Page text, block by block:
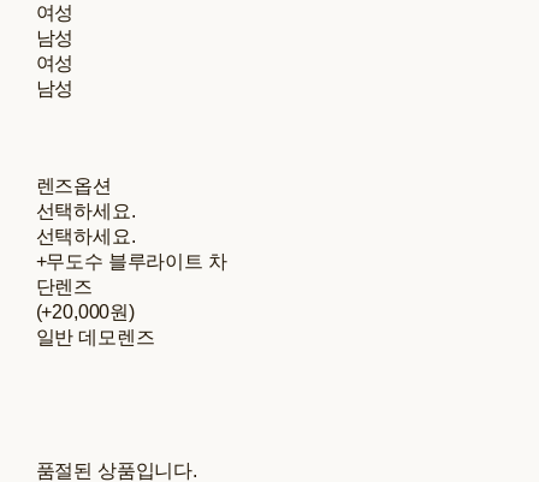
여성
남성
여성
남성
렌즈옵션
선택하세요.
선택하세요.
+무도수 블루라이트 차
단렌즈
(+20,000원)
일반 데모렌즈
품절된 상품입니다.